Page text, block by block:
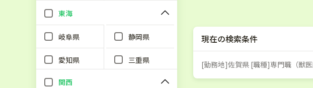
東海
岐阜県 静岡県
愛知県 三重県
関西
現在の検索条件
[勤務地]佐賀県 [職種]専門職（獣医